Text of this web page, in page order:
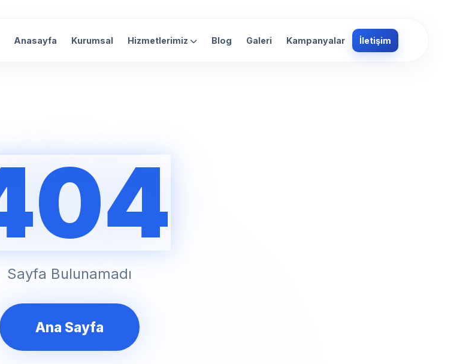
Anasayfa Kurumsal Hizmetlerimiz Blog Galeri Kampanyalar İletişim
Sayfa Bulunamadı
Ana Sayfa